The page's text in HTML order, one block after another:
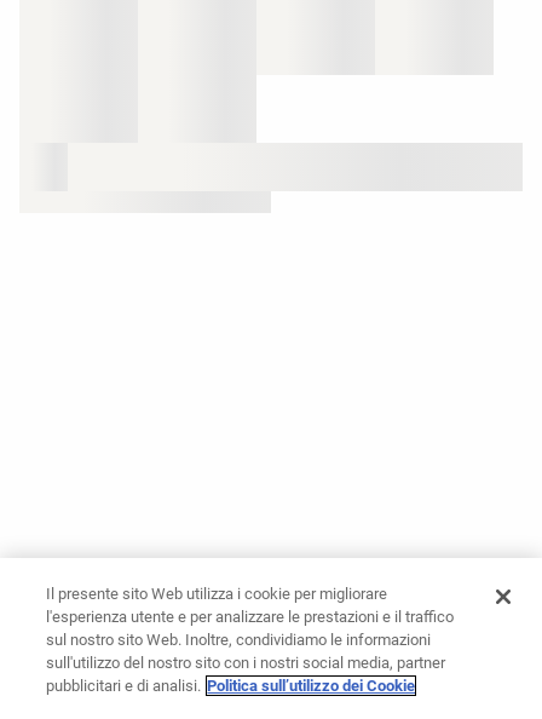
Il presente sito Web utilizza i cookie per migliorare
l'esperienza utente e per analizzare le prestazioni e il traffico
sul nostro sito Web. Inoltre, condividiamo le informazioni
sull'utilizzo del nostro sito con i nostri social media, partner
pubblicitari e di analisi. Politica sull’utilizzo dei Cookie